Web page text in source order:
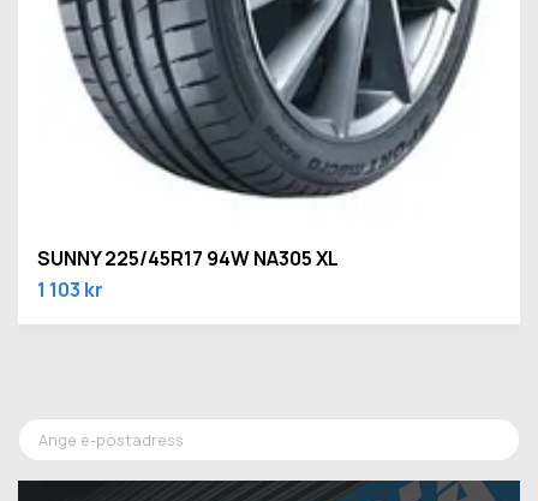
SUNNY 225/45R17 94W NA305 XL
1 103 kr